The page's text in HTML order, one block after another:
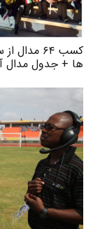
کسب ۶۴
ها + جدول مدال